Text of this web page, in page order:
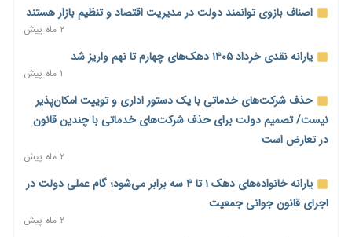
امضای تفاهم‌نامه تجاری ایران و پاکستان؛ هدف‌گذاری تجارت ۱۰
اختیارات جدید گمرکات برای تمدید ورود موقت کالا و خودرو تا
پایان شهریور ابلاغ شد
۱ روز پیش
مرحله سیزدهم کالابرگ در سایه تورم؛ قدرت خرید یارانه یک‌میلیونی
اصناف بازوی توانمند دولت در مدیریت اقتصاد و تنظیم بازار هستند
۲ ماه پیش
یارانه نقدی خرداد ۱۴۰۵ دهک‌های چهارم تا نهم واریز شد
۱ ماه پیش
حذف شرکت‌های خدماتی با یک دستور اداری و توییت امکان‌پذیر
نیست/ تصمیم دولت برای حذف شرکت‌های خدماتی با چندین قانون
در تعارض است
۲ ماه پیش
یارانه خانواده‌های دهک ۱ تا ۴ سه برابر می‌شود؛ گام عملی دولت در
اجرای قانون جوانی جمعیت
۲ ماه پیش